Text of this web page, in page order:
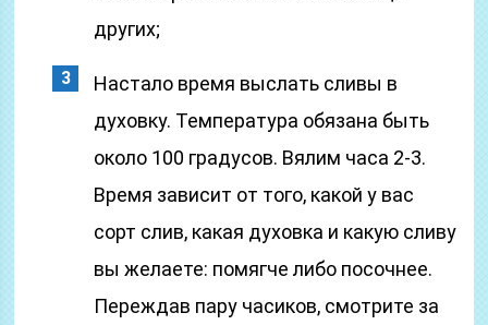
других;
Настало время выслать сливы в
духовку. Температура обязана быть
около 100 градусов. Вялим часа 2-3.
Время зависит от того, какой у вас
сорт слив, какая духовка и какую сливу
вы желаете: помягче либо посочнее.
Переждав пару часиков, смотрите за